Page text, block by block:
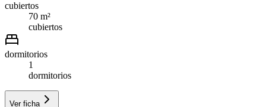
cubiertos
70 m²
cubiertos
dormitorios
1
dormitorios
Ver ficha